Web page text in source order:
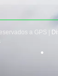
a GPS |